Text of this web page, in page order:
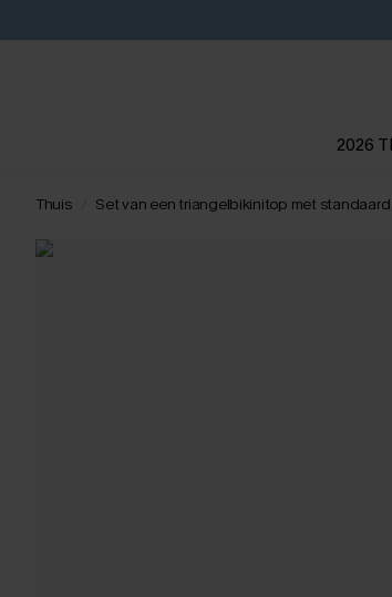
2026
Thuis Set van een triangelbikinitop met